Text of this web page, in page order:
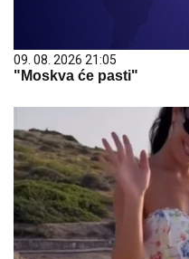
09. 08. 2026 21:05
"Moskva će pasti"